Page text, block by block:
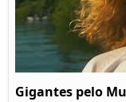
Gigantes pelo